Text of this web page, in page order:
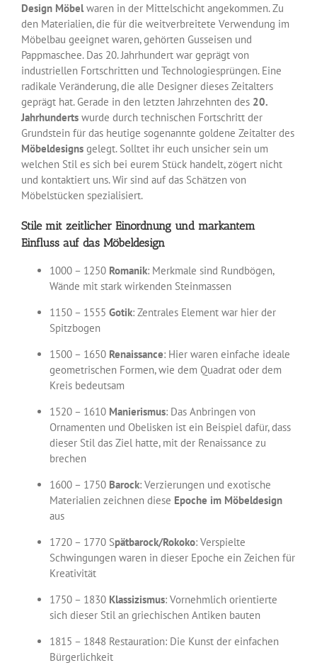
Design Möbelwaren in der Mittelschicht angekommen. Zu
den Materialien, die für die weitverbreitete Verwendung im
Möbelbau geeignet waren, gehörten Gusseisen und
Pappmaschee. Das 20. Jahrhundert war geprägt von
industriellen Fortschritten und Technologiesprüngen. Eine
radikale Veränderung, die alle Designer dieses Zeitalters
geprägt hat. Gerade in den letzten Jahrzehnten des 20.
Jahrhundertswurde durch technischen Fortschritt der
Grundstein für das heutige sogenannte goldene Zeitalter des
Möbeldesignsgelegt. Solltet ihr euch unsicher sein um
welchen Stil es sich bei eurem Stück handelt, zögert nicht
und kontaktiert uns. Wir sind auf das Schätzen von
Möbelstücken spezialisiert.
Stile mit zeitlicher Einordnung und markantem
Einfluss auf das Möbeldesign
1000 – 1250 Romanik: Merkmale sind Rundbögen,
Wände mit stark wirkenden Steinmassen
1150 – 1555 Gotik: Zentrales Element war hier der
Spitzbogen
1500 – 1650 Renaissance: Hier waren einfache ideale
geometrischen Formen, wie dem Quadrat oder dem
Kreis bedeutsam
1520 – 1610 Manierismus: Das Anbringen von
Ornamenten und Obelisken ist ein Beispiel dafür, dass
dieser Stil das Ziel hatte, mit der Renaissance zu
brechen
1600 – 1750 Barock: Verzierungen und exotische
Materialien zeichnen diese Epoche im Möbeldesign
aus
1720 – 1770 Spätbarock/Rokoko: Verspielte
Schwingungen waren in dieser Epoche ein Zeichen für
Kreativität
1750 – 1830 Klassizismus: Vornehmlich orientierte
sich dieser Stil an griechischen Antiken bauten
1815 – 1848 Restauration: Die Kunst der einfachen
Bürgerlichkeit